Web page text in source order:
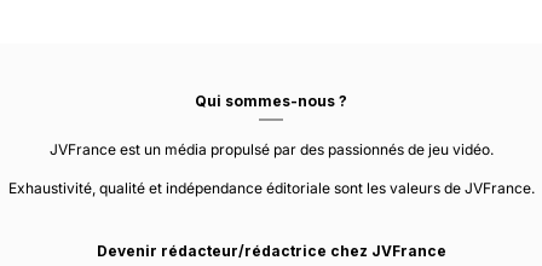
Qui sommes-nous ?
JVFrance est un média propulsé par des passionnés de jeu vidéo.
Exhaustivité, qualité et indépendance éditoriale sont les valeurs de JVFrance.
Devenir rédacteur/rédactrice chez JVFrance